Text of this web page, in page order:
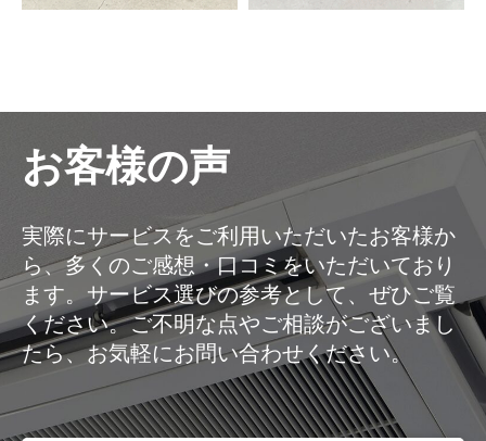
お客様の声
実際にサービスをご利用いただいたお客様か
ら、多くのご感想・口コミをいただいており
ます。サービス選びの参考として、ぜひご覧
ください。ご不明な点やご相談がございまし
たら、お気軽にお問い合わせください。